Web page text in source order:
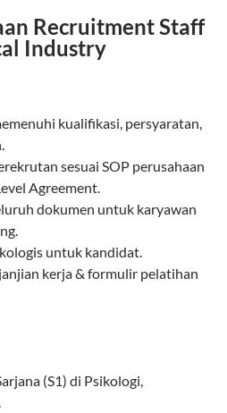
Recruitment Staff
Industry
kualifikasi, persyaratan,
sesuai SOP perusahaan
Agreement.
dokumen untuk karyawan
untuk kandidat.
kerja & formulir pelatihan
(S1) di Psikologi,